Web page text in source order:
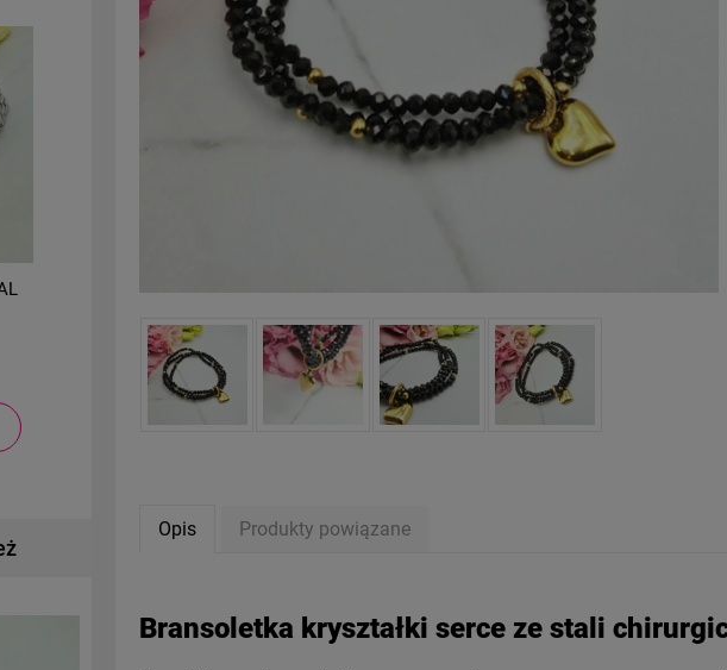
Bransoletka srebrna STAL
modułowa czarne
koniczyny kryształki
79,00 zł
Bransoletka srebrna STAL
cyrkonie
69,00 zł
Opis Produkty powiązane
Bransoletka kryształki serce ze stali